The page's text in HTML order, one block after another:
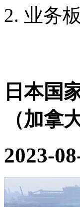
业务
日本国
（加拿
2023-